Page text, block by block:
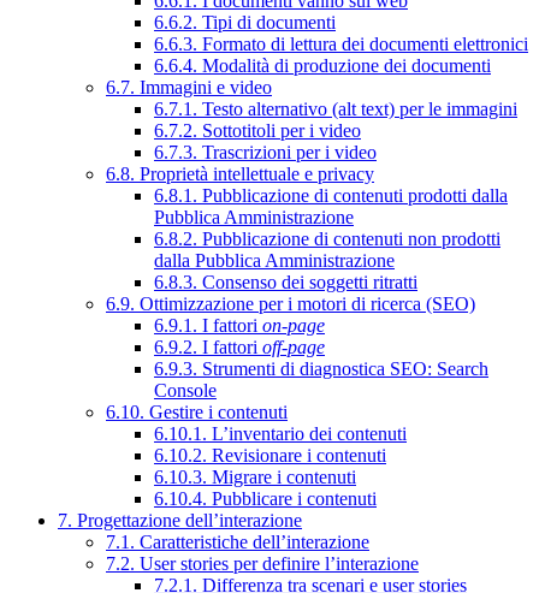
6.6.2. Tipi di documenti
6.6.3. Formato di lettura dei documenti elettronici
6.6.4. Modalità di produzione dei documenti
6.7. Immagini e video
6.7.1. Testo alternativo (alt text) per le immagini
6.7.2. Sottotitoli per i video
6.7.3. Trascrizioni per i video
6.8. Proprietà intellettuale e privacy
6.8.1. Pubblicazione di contenuti prodotti dalla
Pubblica Amministrazione
6.8.2. Pubblicazione di contenuti non prodotti
dalla Pubblica Amministrazione
6.8.3. Consenso dei soggetti ritratti
6.9. Ottimizzazione per i motori di ricerca (SEO)
6.9.1. I fattori on-page
6.9.2. I fattori off-page
6.9.3. Strumenti di diagnostica SEO: Search
Console
6.10. Gestire i contenuti
6.10.1. L’inventario dei contenuti
6.10.2. Revisionare i contenuti
6.10.3. Migrare i contenuti
6.10.4. Pubblicare i contenuti
7. Progettazione dell’interazione
7.1. Caratteristiche dell’interazione
7.2. User stories per definire l’interazione
7.2.1. Differenza tra scenari e user stories